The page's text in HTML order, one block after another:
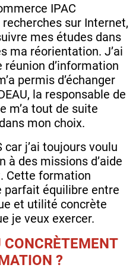
IPAC
sur Internet,
mes études dans
ma réorientation. J’ai
d’information
permis d’échanger
la responsable de
m’a tout de suite
mon choix.
car j’ai toujours voulu
à des missions d’aide
Cette formation
parfait équilibre entre
et utilité concrète
je veux exercer.
CONCRÈTEMENT
?